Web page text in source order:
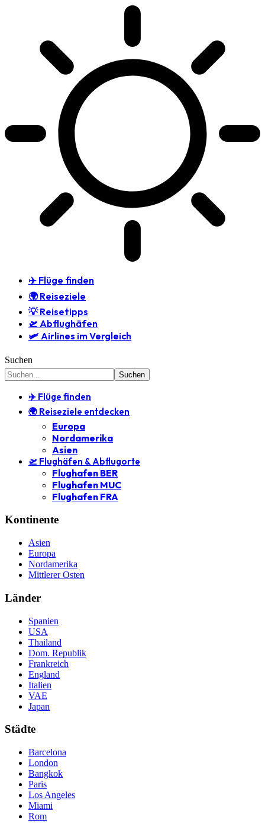
✈️ Flüge finden
🌍 Reiseziele
💡 Reisetipps
🛫 Abflughäfen
🛩️ Airlines im Vergleich
Suchen
✈️ Flüge finden
🌍 Reiseziele entdecken
Europa
Nordamerika
Asien
🛫 Flughäfen & Abflugorte
Flughafen BER
Flughafen MUC
Flughafen FRA
Kontinente
Asien
Europa
Nordamerika
Mittlerer Osten
Länder
Spanien
USA
Thailand
Dom. Republik
Frankreich
England
Italien
VAE
Japan
Städte
Barcelona
London
Bangkok
Paris
Los Angeles
Miami
Rom